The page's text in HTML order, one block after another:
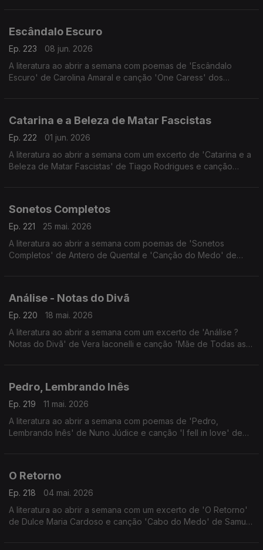
Escândalo Escuro
Ep. 223
08 jun. 2026
A literatura ao abrir a semana com poemas de 'Escândalo
Escuro' de Carolina Amaral e canção 'One Caress' dos
Catarina e a Beleza de Matar Fascistas
Ep. 222
01 jun. 2026
A literatura ao abrir a semana com um excerto de 'Catarina e a
Beleza de Matar Fascistas' de Tiago Rodrigues e canção
Sonetos Completos
Ep. 221
25 mai. 2026
A literatura ao abrir a semana com poemas de 'Sonetos
Completos' de Antero de Quental e 'Canção do Medo' de
Análise - Notas do Divã
Ep. 220
18 mai. 2026
A literatura ao abrir a semana com um excerto de 'Análise ?
Notas do Divã' de Vera Iaconelli e canção 'Mãe de Todas as
Pedro, Lembrando Inês
Ep. 219
11 mai. 2026
A literatura ao abrir a semana com poemas de 'Pedro,
Lembrando Inês' de Nuno Júdice e canção 'I fell in love' de
O Retorno
Ep. 218
04 mai. 2026
A literatura ao abrir a semana com um excerto de 'O Retorno'
de Dulce Maria Cardoso e canção 'Cabo do Medo' de Samuel